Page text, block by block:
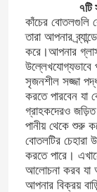
কাঁচের বোতলগুলি
তারা আপনার
করে।আপনার
উল্লেখযোগ্যভাবে
সৃজনশীল সজ্জা
করতে পারবেন যা
গ্রাহকদেরও জড়িত
পানীয় থেকে শুরু
বোতলটির
করতে পারে।
আলোচনা করব যা
আপনার বিক্রয়